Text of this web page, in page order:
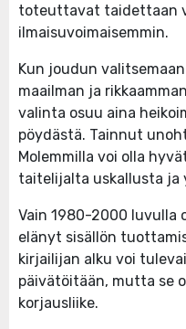
toteuttavat taidettaan
ilmaisuvoimaisemmin.
Kun joudun
maailman ja
valinta osuu aina
pöydästä. Tainnut
Molemmilla voi olla
taitelijalta uskallusta ja
Vain 1980-2000 luvulla
elänyt sisällön
kirjailijan alku voi
päivätöitään, mutta se
korjausliike.